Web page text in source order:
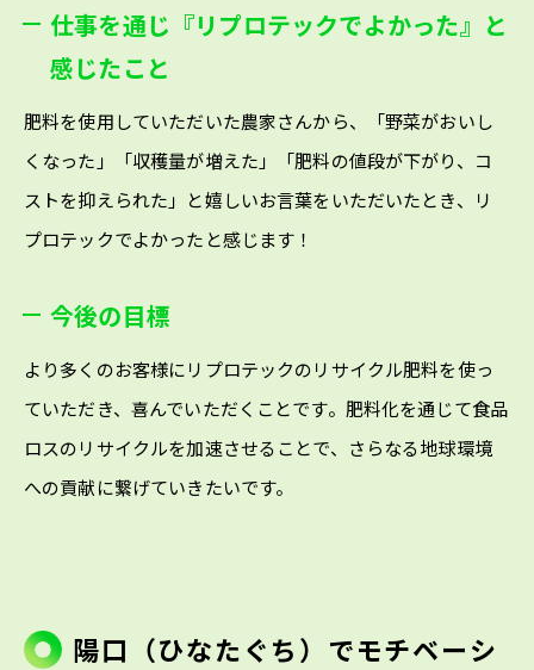
仕事を通じ『リプロテックでよかった』と
感じたこと
肥料を使用していただいた農家さんから、「野菜がおいし
くなった」「収穫量が増えた」「肥料の値段が下がり、コ
ストを抑えられた」と嬉しいお言葉をいただいたとき、リ
プロテックでよかったと感じます！
今後の目標
より多くのお客様にリプロテックのリサイクル肥料を使っ
ていただき、喜んでいただくことです。肥料化を通じて食品
ロスのリサイクルを加速させることで、さらなる地球環境
への貢献に繋げていきたいです。
陽口（ひなたぐち）でモチベーシ